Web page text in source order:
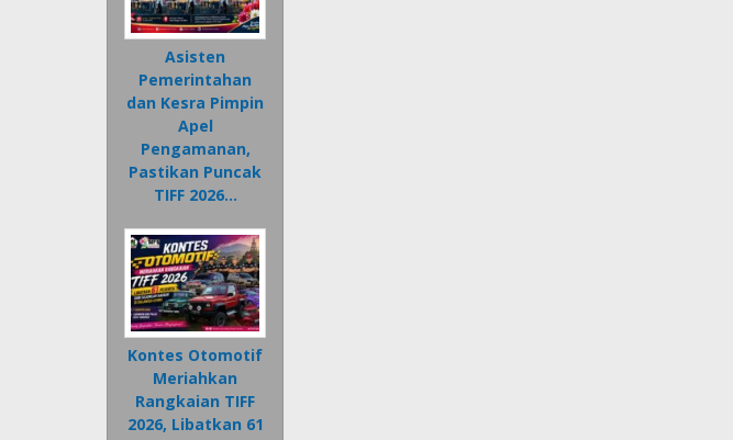
Asisten
Pemerintahan
dan Kesra Pimpin
Apel
Pengamanan,
Pastikan Puncak
TIFF 2026…
Kontes Otomotif
Meriahkan
Rangkaian TIFF
2026, Libatkan 61